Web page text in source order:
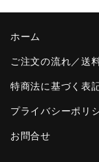
温湿度計付目覚
制服メモリー
ホーム
ご注文の流れ／送
特商法に基づく表
プライバシーポリ
お問合せ